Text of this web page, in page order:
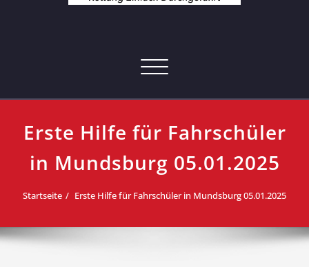
Hamburg
Toggle navigation
Erste Hilfe für Fahrschüler
in Mundsburg 05.01.2025
Startseite Erste Hilfe für Fahrschüler in Mundsburg 05.01.2025